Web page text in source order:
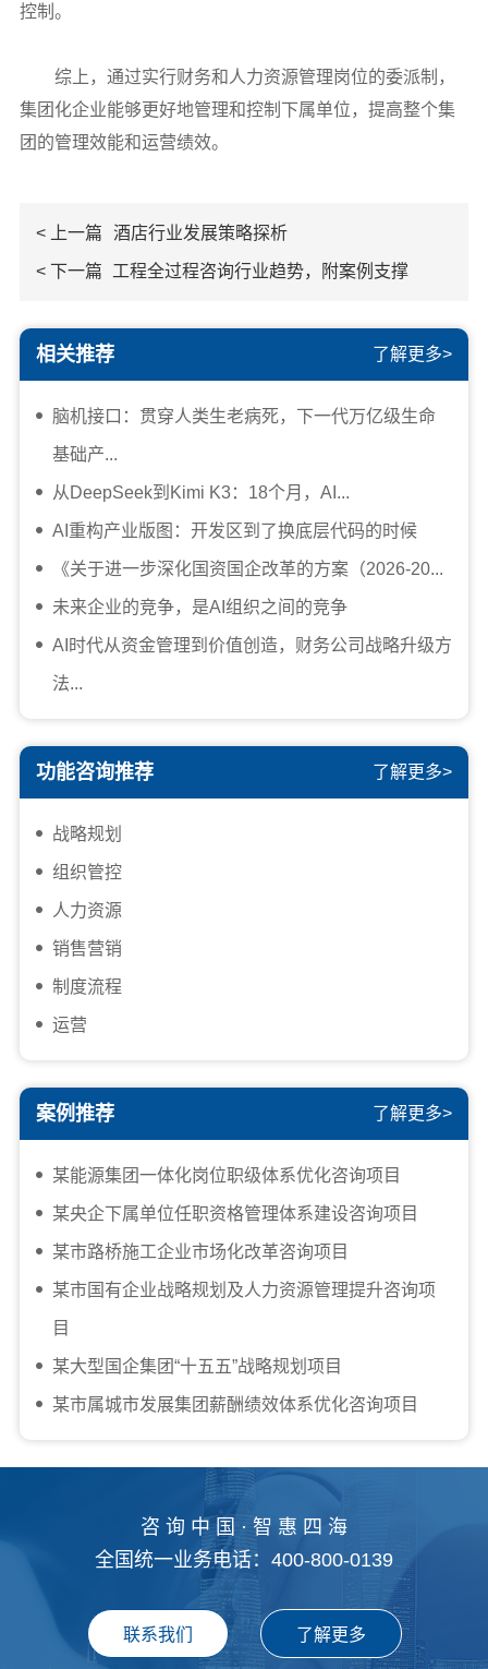
控制。
综上，通过实行财务和人力资源管理岗位的委派制，
集团化企业能够更好地管理和控制下属单位，提高整个集
团的管理效能和运营绩效。
< 上一篇 酒店行业发展策略探析
< 下一篇 工程全过程咨询行业趋势，附案例支撑
相关推荐 了解更多>
脑机接口：贯穿人类生老病死，下一代万亿级生命
基础产...
从DeepSeek到Kimi K3：18个月，AI...
AI重构产业版图：开发区到了换底层代码的时候
《关于进一步深化国资国企改革的方案（2026-20...
未来企业的竞争，是AI组织之间的竞争
AI时代从资金管理到价值创造，财务公司战略升级方
法...
功能咨询推荐 了解更多>
战略规划
组织管控
人力资源
销售营销
制度流程
运营
案例推荐 了解更多>
某能源集团一体化岗位职级体系优化咨询项目
某央企下属单位任职资格管理体系建设咨询项目
某市路桥施工企业市场化改革咨询项目
某市国有企业战略规划及人力资源管理提升咨询项
目
某大型国企集团“十五五”战略规划项目
某市属城市发展集团薪酬绩效体系优化咨询项目
咨 询 中 国 · 智 惠 四 海
全国统一业务电话：400-800-0139